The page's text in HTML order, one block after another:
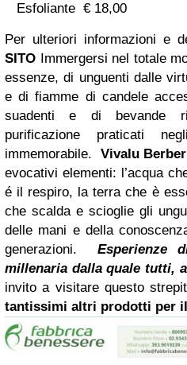
Esfoliante € 18,00
Per ulteriori informazioni e
SITO Immergersi nel totale
essenze, di unguenti dalle
e di fiamme di candele
suadenti e di bevande
purificazione praticati
immemorabile. Vivalu Berber
evocativi elementi: l’acqua
é il respiro, la terra che è
che scalda e scioglie gli
delle mani e della
generazioni.Esperienze
millenaria dalla quale tutti,
invito a visitare questo
tantissimi altri prodotti per il